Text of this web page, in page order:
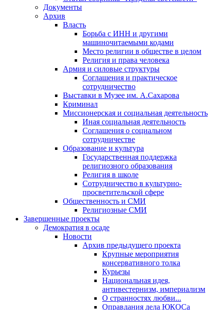
Документы
Архив
Власть
Борьба с ИНН и другими
машиночитаемыми кодами
Место религии в обществе в целом
Религия и права человека
Армия и силовые структуры
Соглашения и практическое
сотрудничество
Выставки в Музее им. А.Сахарова
Криминал
Миссионерская и социальная деятельность
Иная социальная деятельность
Соглашения о социальном
сотрудничестве
Образование и культура
Государственная поддержка
религиозного образования
Религия в школе
Сотрудничество в культурно-
просветительской сфере
Общественность и СМИ
Религиозные СМИ
Завершенные проекты
Демократия в осаде
Новости
Архив предыдущего проекта
Крупные мероприятия
консервативного толка
Курьезы
Национальная идея,
антивестернизм, империализм
О странностях любви...
Оправдания дела ЮКОСа